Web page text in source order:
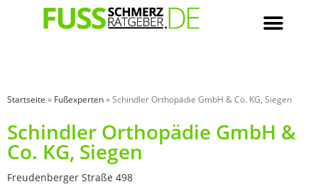
Startseite » Fußexperten»Schindler Orthopädie GmbH & Co. KG, Siegen
Schindler Orthopädie GmbH &
Co. KG, Siegen
Freudenberger Straße 498